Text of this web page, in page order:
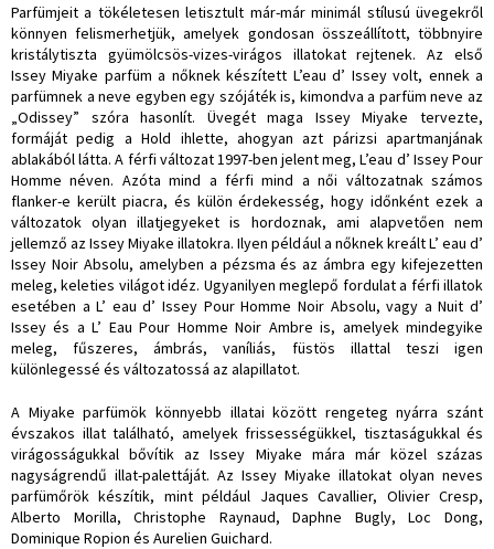
Parfümjeit a tökéletesen letisztult már-már minimál stílusú üvegekről
könnyen felismerhetjük, amelyek gondosan összeállított, többnyire
kristálytiszta gyümölcsös-vizes-virágos illatokat rejtenek. Az első
Issey Miyake parfüm a nőknek készített L’eau d’ Issey volt, ennek a
parfümnek a neve egyben egy szójáték is, kimondva a parfüm neve az
„Odissey” szóra hasonlít. Üvegét maga Issey Miyake tervezte,
formáját pedig a Hold ihlette, ahogyan azt párizsi apartmanjának
ablakából látta. A férfi változat 1997-ben jelent meg, L’eau d’ Issey Pour
Homme néven. Azóta mind a férfi mind a női változatnak számos
flanker-e került piacra, és külön érdekesség, hogy időnként ezek a
változatok olyan illatjegyeket is hordoznak, ami alapvetően nem
jellemző az Issey Miyake illatokra. Ilyen például a nőknek kreált L’ eau d’
Issey Noir Absolu, amelyben a pézsma és az ámbra egy kifejezetten
meleg, keleties világot idéz. Ugyanilyen meglepő fordulat a férfi illatok
esetében a L’ eau d’ Issey Pour Homme Noir Absolu, vagy a Nuit d’
Issey és a L’ Eau Pour Homme Noir Ambre is, amelyek mindegyike
meleg, fűszeres, ámbrás, vaníliás, füstös illattal teszi igen
különlegessé és változatossá az alapillatot.
A Miyake parfümök könnyebb illatai között rengeteg nyárra szánt
évszakos illat található, amelyek frissességükkel, tisztaságukkal és
virágosságukkal bővítik az Issey Miyake mára már közel százas
nagyságrendű illat-palettáját. Az Issey Miyake illatokat olyan neves
parfümőrök készítik, mint például Jaques Cavallier, Olivier Cresp,
Alberto Morilla, Christophe Raynaud, Daphne Bugly, Loc Dong,
Dominique Ropion és Aurelien Guichard.